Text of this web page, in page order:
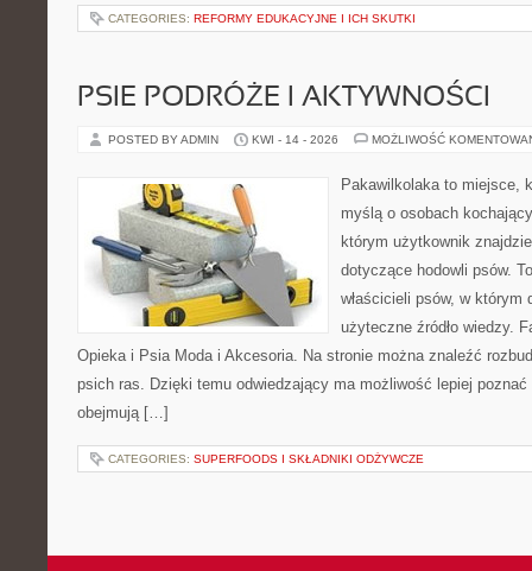
CATEGORIES: REFORMY EDUKACYJNE I ICH SKUTKI
PSIE PODRÓŻE I AKTYWNOŚCI
POSTED BY ADMIN KWI - 14 - 2026 MOŻLIWOŚĆ
Pakawilkolaka to miejsce,
myślą o osobach
którym użytkownik
dotyczące hodowli psów.
właścicieli psów, w którym
użyteczne źródło wiedzy.
Opieka i Psia Moda i Akcesoria. Na stronie można znaleźć
psich ras. Dzięki temu odwiedzający ma możliwość lepiej
obejmują […]
CATEGORIES: SUPERFOODS I SKŁADNIKI ODŻYWCZE